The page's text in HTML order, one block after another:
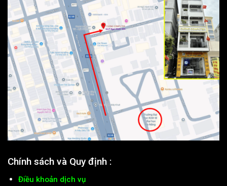
Chính sách và Quy định :
Điều khoản dịch vụ